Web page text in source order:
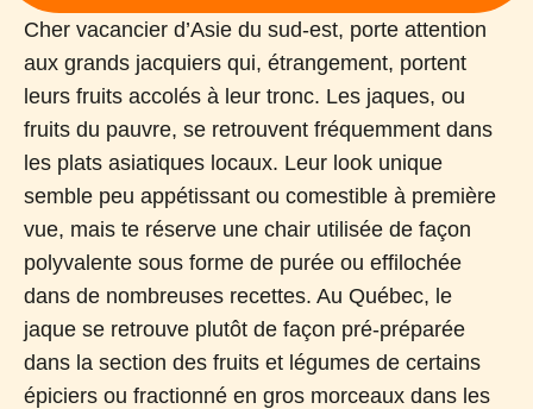
Cher vacancier d’Asie du sud-est, porte attention
aux grands jacquiers qui, étrangement, portent
leurs fruits accolés à leur tronc. Les jaques, ou
fruits du pauvre, se retrouvent fréquemment dans
les plats asiatiques locaux. Leur look unique
semble peu appétissant ou comestible à première
vue, mais te réserve une chair utilisée de façon
polyvalente sous forme de purée ou effilochée
dans de nombreuses recettes. Au Québec, le
jaque se retrouve plutôt de façon pré-préparée
dans la section des fruits et légumes de certains
épiciers ou fractionné en gros morceaux dans les